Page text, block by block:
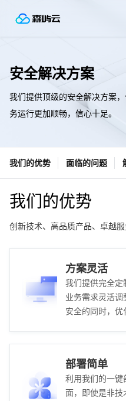
安全解决方案
我们提供顶级的安全解决方案
务运行更加顺畅，信心十足。
我们的优势 面临的问题
我们的优势
创新技术、高品质产品、卓越
方案灵活
我们提供完全定
业务需求灵活
安全的同时，优
部署简单
利用我们的一
面，即使是非